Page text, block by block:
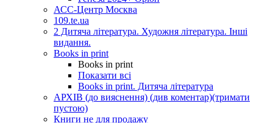
АСС-Центр Москва
109.te.ua
2 Дитяча література. Художня література. Інші
видання.
Books in print
Books in print
Показати всі
Books in print. Дитяча література
АРХІВ (до вияснення) (див коментар)(тримати
пустою)
Книги не для продажу